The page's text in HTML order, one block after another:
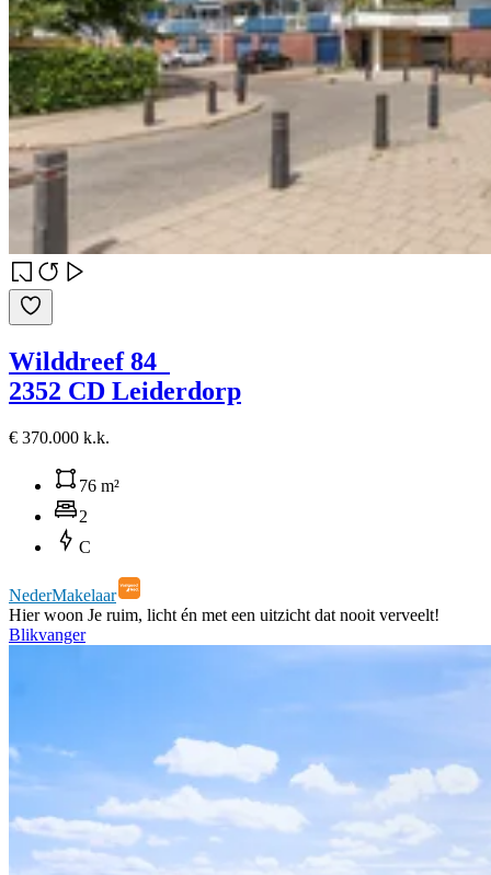
Wilddreef 84
2352 CD Leiderdorp
€ 370.000 k.k.
76 m²
2
C
NederMakelaar
Hier woon Je ruim, licht én met een uitzicht dat nooit verveelt!
Blikvanger